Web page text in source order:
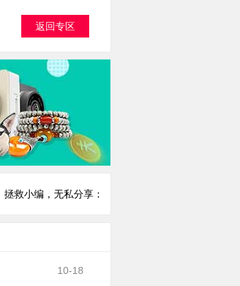
返回专区
拯救小编，无私分享：
10-18